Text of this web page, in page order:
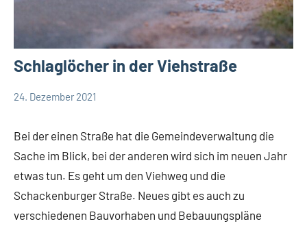
Schlaglöcher in der Viehstraße
Themen
24. Dezember 2021
Bei der einen Straße hat die Gemeindeverwaltung die
Sache im Blick, bei der anderen wird sich im neuen Jahr
etwas tun. Es geht um den Viehweg und die
Schackenburger Straße. Neues gibt es auch zu
verschiedenen Bauvorhaben und Bebauungspläne